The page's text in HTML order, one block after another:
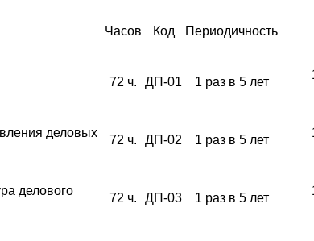
Часов Код Периодичность
72 ч. ДП-01 1 раз в 5 лет
деловых
72 ч. ДП-02 1 раз в 5 лет
делового
72 ч. ДП-03 1 раз в 5 лет